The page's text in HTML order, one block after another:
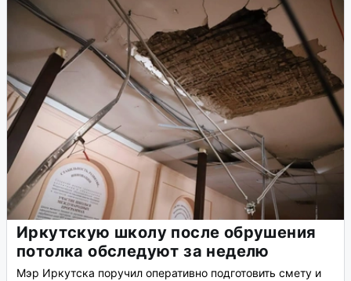
Иркутскую школу после обрушения
потолка обследуют за неделю
Мэр Иркутска поручил оперативно подготовить смету и